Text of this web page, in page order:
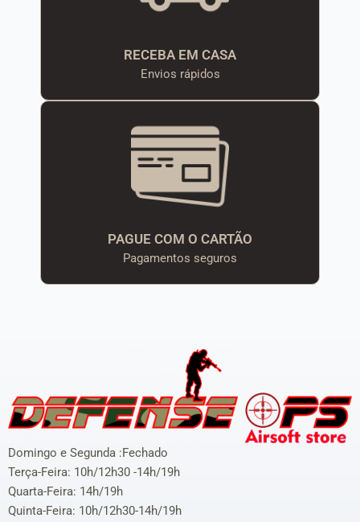
RECEBA EM CASA
Envios rápidos
PAGUE COM O CARTÃO
Pagamentos seguros
Domingo e Segunda :Fechado
Terça-Feira: 10h/12h30 -14h/19h
Quarta-Feira: 14h/19h
Quinta-Feira: 10h/12h30-14h/19h